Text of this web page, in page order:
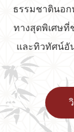
ธรรมชาตินอก
ทางสุดพิเศษที่
และทิวทัศน์อั